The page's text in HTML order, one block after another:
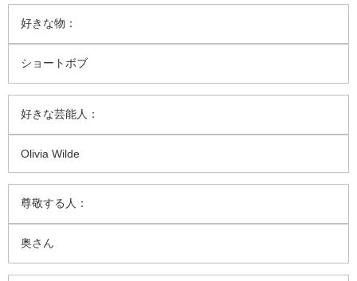
好きな物：
ショートボブ
好きな芸能人：
Olivia Wilde
尊敬する人：
奥さん